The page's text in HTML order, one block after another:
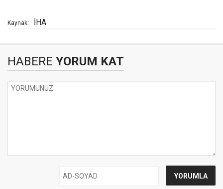
Kaynak: İHA
HABERE YORUM KAT